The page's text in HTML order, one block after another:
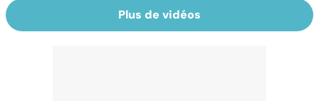
Plus de vidéos